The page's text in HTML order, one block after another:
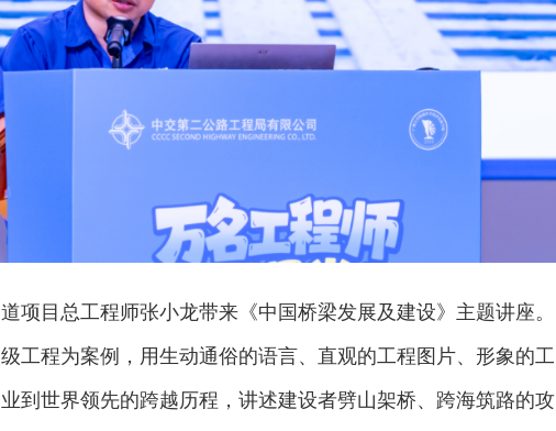
项目总工程师张小龙带来《中国桥梁发展及建设》主题讲座。
工程为案例，用生动通俗的语言、直观的工程图片、形象的工
到世界领先的跨越历程，讲述建设者劈山架桥、跨海筑路的攻
欢迎试用！中交报智能审校系统上线